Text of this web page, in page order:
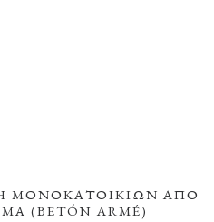
ΜΟΝΟΚΑΤΟΙΚΙΩΝ ΑΠΟ
(BETÓN ARMÉ)